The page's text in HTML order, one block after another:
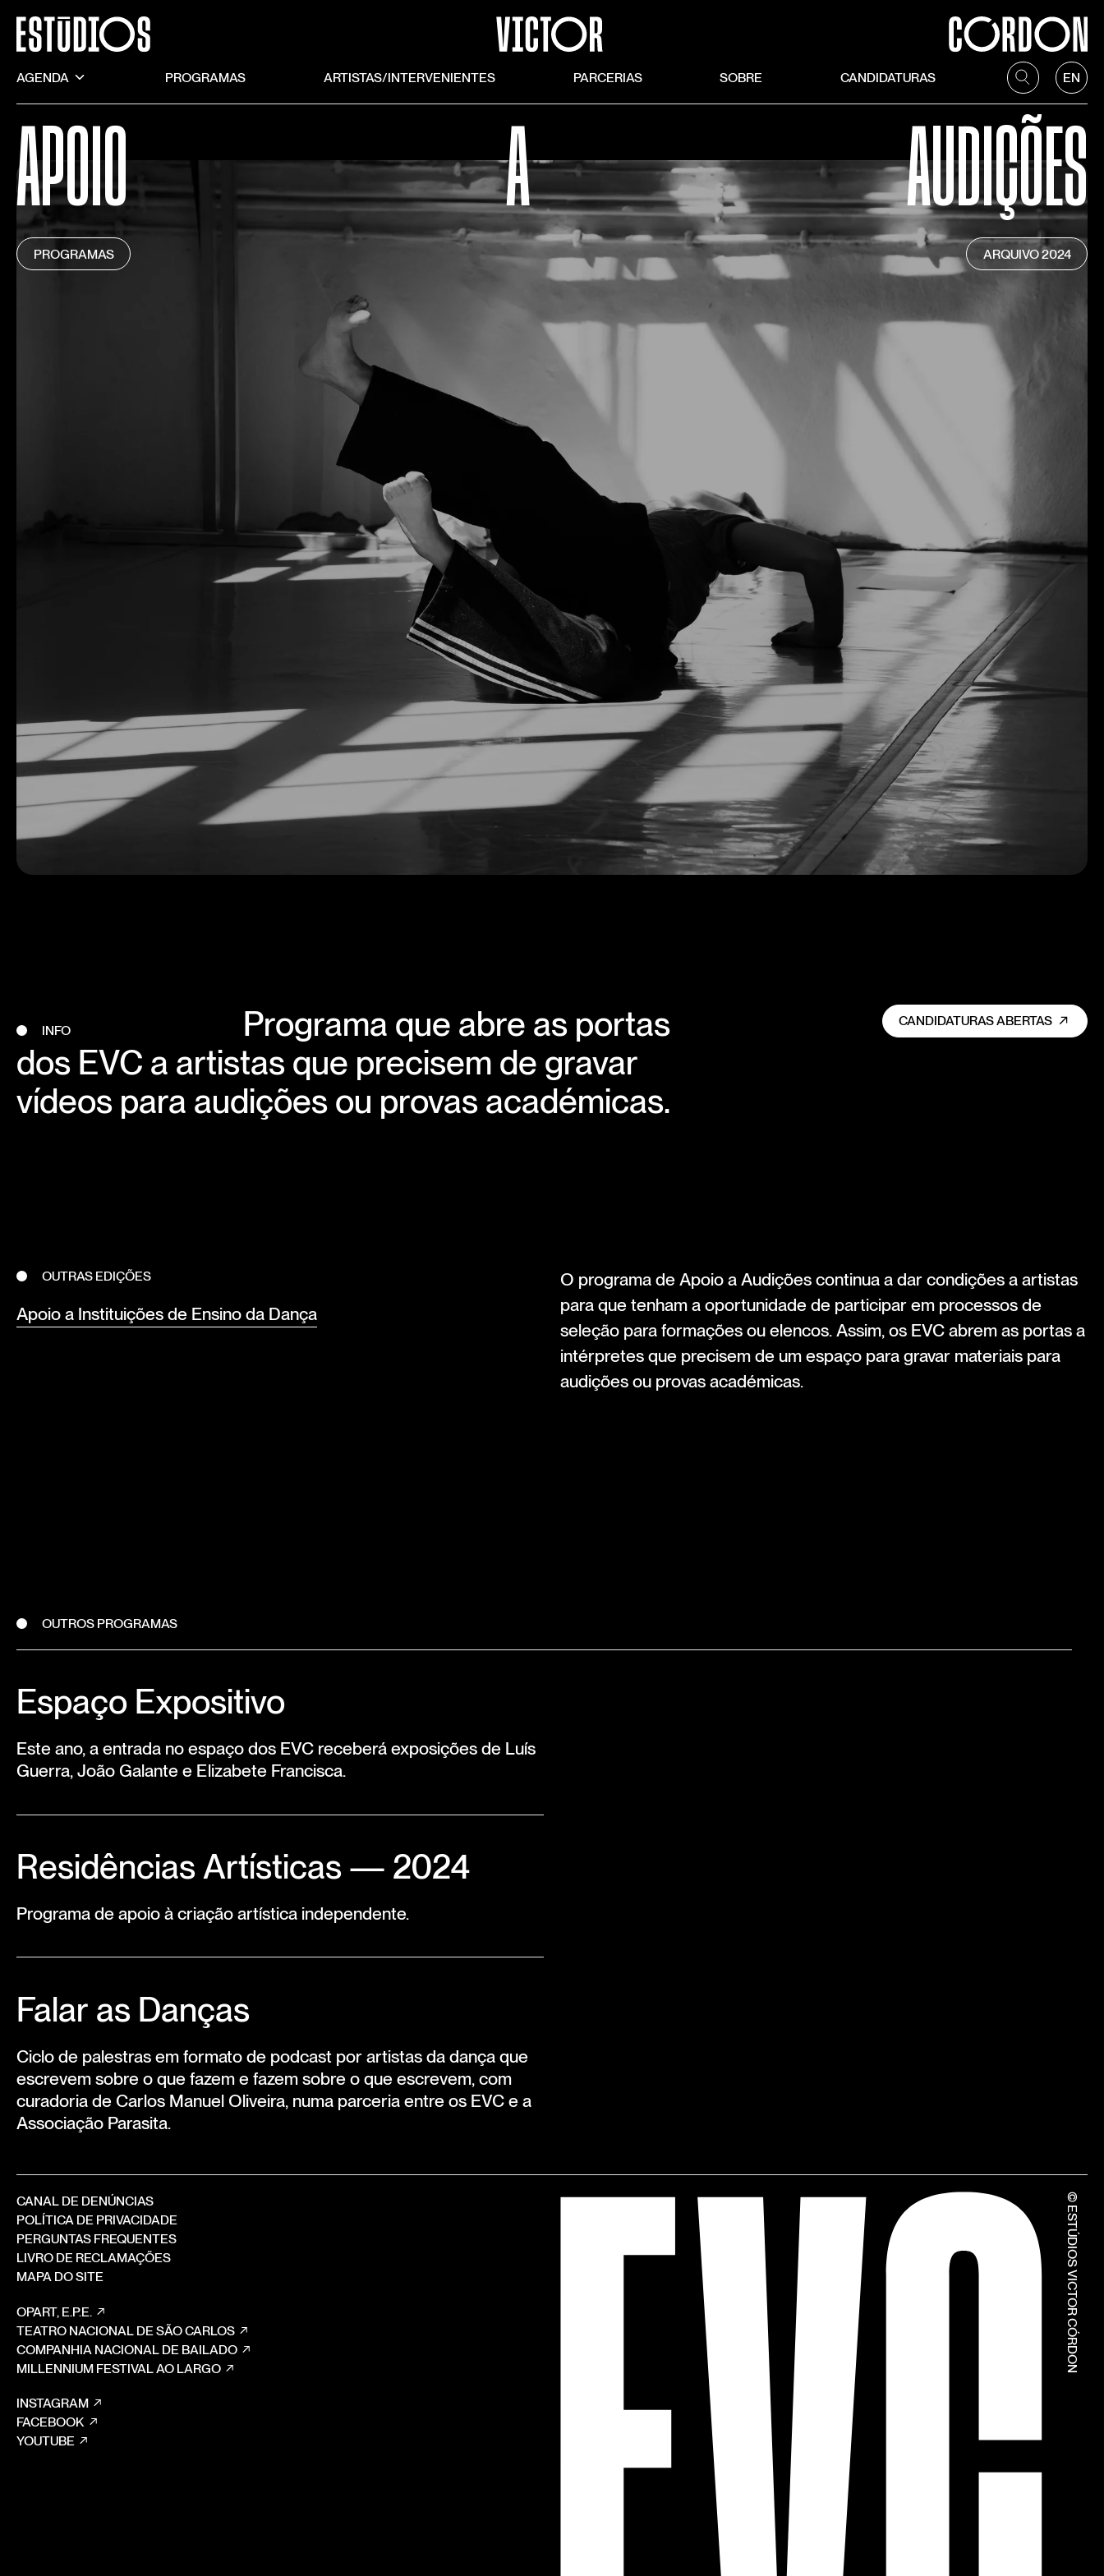
AGENDA PROGRAMAS ARTISTAS/INTERVENIENTES PARCERIAS SOBRE CANDIDATURAS EN
APOIO A AUDIÇÕES
PROGRAMAS ARQUIVO2024
INFO
Programa que abre as portas
dos EVC a artistas que precisem de gravar
vídeos para audições ou provas académicas.
CANDIDATURAS ABERTAS
OUTRAS EDIÇÕES
Apoio a Instituições de Ensino da Dança
O programa de Apoio a Audições continua a dar condições a artistas
para que tenham a oportunidade de participar em processos de
seleção para formações ou elencos. Assim, os EVC abrem as portas a
intérpretes que precisem de um espaço para gravar materiais para
audições ou provas académicas.
OUTROS PROGRAMAS
Espaço Expositivo
Este ano, a entrada no espaço dos EVC receberá exposições de Luís
Guerra, João Galante e Elizabete Francisca.
Residências Artísticas — 2024
Programa de apoio à criação artística independente.
Falar as Danças
Ciclo de palestras em formato de podcast por artistas da dança que
escrevem sobre o que fazem e fazem sobre o que escrevem, com
curadoria de Carlos Manuel Oliveira, numa parceria entre os EVC e a
Associação Parasita.
CANAL DE DENÚNCIAS
POLÍTICA DE PRIVACIDADE
PERGUNTAS FREQUENTES
LIVRO DE RECLAMAÇÕES
MAPA DO SITE
OPART, E.P.E.
TEATRO NACIONAL DE SÃO CARLOS
COMPANHIA NACIONAL DE BAILADO
MILLENNIUM FESTIVAL AO LARGO
INSTAGRAM
FACEBOOK
YOUTUBE
© ESTÚDIOS VICTOR CÓRDON